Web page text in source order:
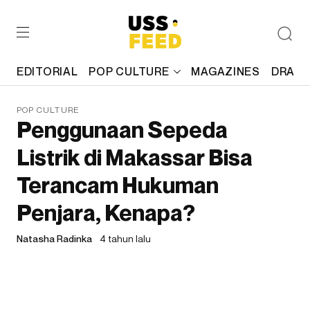
EDITORIAL POP CULTURE MAGAZINES
POP CULTURE
Penggunaan Sepeda
Listrik di Makassar Bisa
Terancam Hukuman
Penjara, Kenapa?
Natasha Radinka 4 tahun lalu